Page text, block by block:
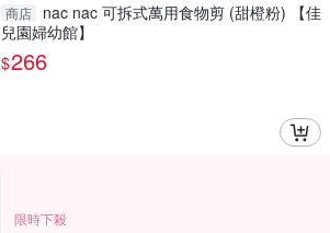
商店
nac nac 可拆式萬用食物剪 (甜橙粉) 【佳
兒園婦幼館】
$266
限時下殺